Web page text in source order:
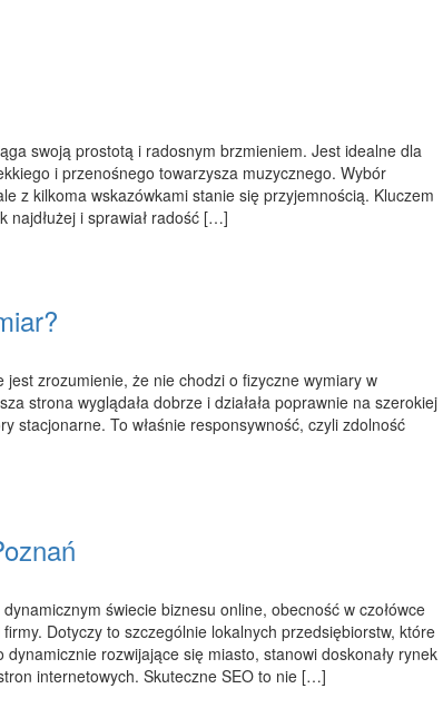
swoją prostotą i radosnym brzmieniem. Jest idealne dla
i przenośnego towarzysza muzycznego. Wybór
z kilkoma wskazówkami stanie się przyjemnością. Kluczem
najdłużej i sprawiał radość […]
zrozumienie, że nie chodzi o fizyczne wymiary w
strona wyglądała dobrze i działała poprawnie na szerokiej
stacjonarne. To właśnie responsywność, czyli zdolność
świecie biznesu online, obecność w czołówce
Dotyczy to szczególnie lokalnych przedsiębiorstw, które
rozwijające się miasto, stanowi doskonały rynek
internetowych. Skuteczne SEO to nie […]